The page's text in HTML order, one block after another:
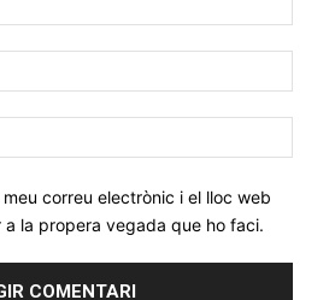
web:
correu electrònic i el lloc web
la propera vegada que ho faci.